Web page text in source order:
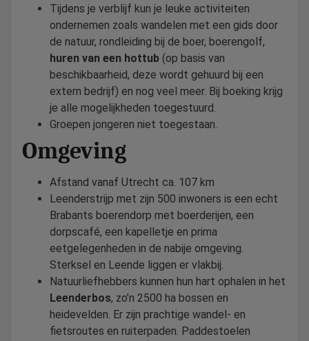
Tijdens je verblijf kun je leuke activiteiten
ondernemen zoals wandelen met een gids door
de natuur, rondleiding bij de boer, boerengolf,
huren van een hottub (op basis van
beschikbaarheid, deze wordt gehuurd bij een
extern bedrijf) en nog veel meer. Bij boeking krijg
je alle mogelijkheden toegestuurd.
Groepen jongeren niet toegestaan.
Omgeving
Afstand vanaf Utrecht ca. 107 km
Leenderstrijp met zijn 500 inwoners is een echt
Brabants boerendorp met boerderijen, een
dorpscafé, een kapelletje en prima
eetgelegenheden in de nabije omgeving.
Sterksel en Leende liggen er vlakbij.
Natuurliefhebbers kunnen hun hart ophalen in het
Leenderbos, zo’n 2500 ha bossen en
heidevelden. Er zijn prachtige wandel- en
fietsroutes en ruiterpaden. Paddestoelen